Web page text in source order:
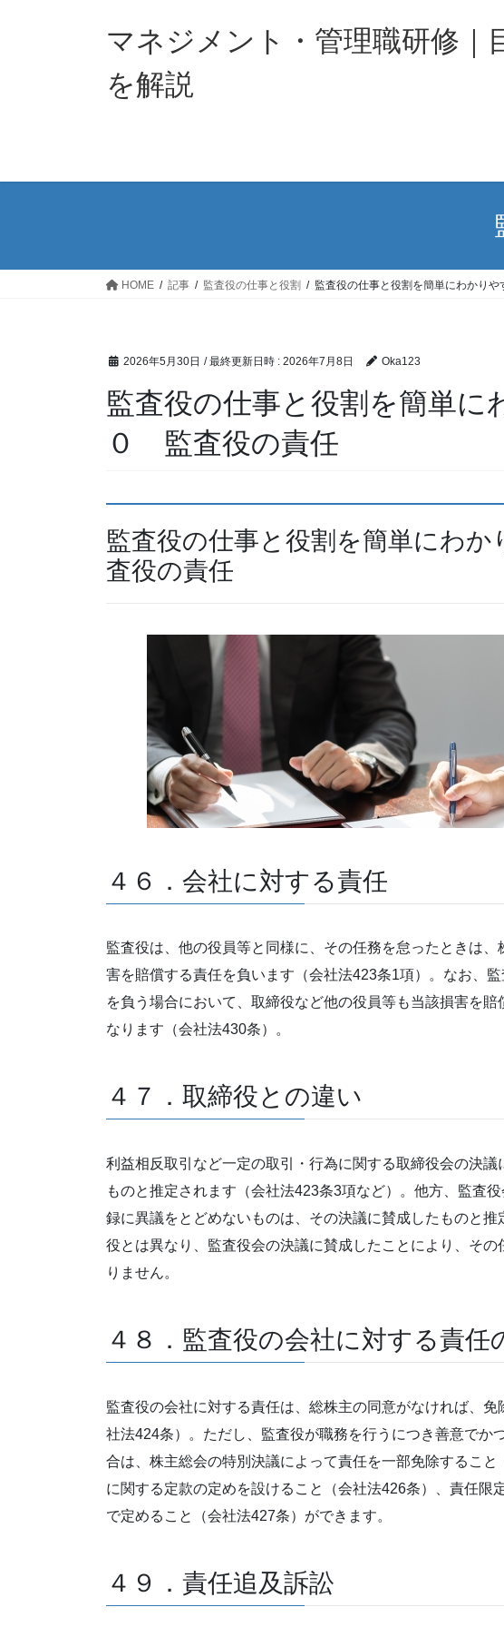
ッ
移
マネジメント・管理職研修｜
を解説
HOME 記事 監査役の仕事と役割 監査役の仕事と役割を簡単にわかり
2026年5月30日 / 最終更新日時 : 2026年7月8日 Oka123
監査役の仕事と役割を簡単に
０ 監査役の責任
監査役の仕事と役割を簡単にわ
査役の責任
４６．会社に対する責任
監査役は、他の役員等と同様に、その任務を怠ったときは
害を賠償する責任を負います（会社法423条1項）。なお、
を負う場合において、取締役など他の役員等も当該損害を
なります（会社法430条）。
４７．取締役との違い
利益相反取引など一定の取引・行為に関する取締役会の決
ものと推定されます（会社法423条3項など）。他方、監査
録に異議をとどめないものは、その決議に賛成したものと
役とは異なり、監査役会の決議に賛成したことにより、そ
りません。
４８．監査役の会社に対する責任
監査役の会社に対する責任は、総株主の同意がなければ、
社法424条）。ただし、監査役が職務を行うにつき善意でか
合は、株主総会の特別決議によって責任を一部免除するこ
に関する定款の定めを設けること（会社法426条）、責任限
で定めること（会社法427条）ができます。
４９．責任追及訴訟